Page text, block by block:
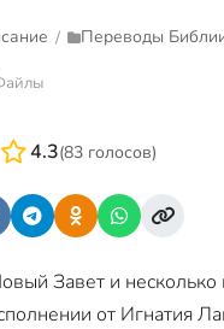
/ Переводы
4.3(83 голосов)
Завет и несколько
от Игнатия